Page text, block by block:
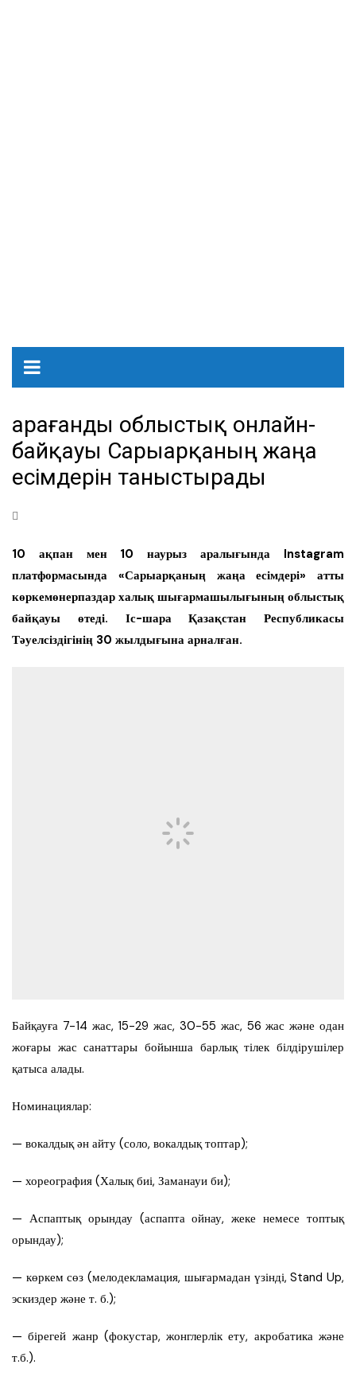
Қарағанды облыстық онлайн-
байқауы Сарыарқаның жаңа
есімдерін таныстырады
10 ақпан мен 10 наурыз аралығында Instagram
платформасында «Сарыарқаның жаңа есімдері» атты
көркемөнерпаздар халық шығармашылығының облыстық
байқауы өтеді. Іс-шара Қазақстан Республикасы
Тәуелсіздігінің 30 жылдығына арналған.
Байқауға 7-14 жас, 15-29 жас, 30-55 жас, 56 жас және одан
жоғары жас санаттары бойынша барлық тілек білдірушілер
қатыса алады.
Номинациялар:
— вокалдық ән айту (соло, вокалдық топтар);
— хореография (Халық биі, Заманауи би);
— Аспаптық орындау (аспапта ойнау, жеке немесе топтық
орындау);
— көркем сөз (мелодекламация, шығармадан үзінді, Stand Up,
эскиздер және т. б.);
— бірегей жанр (фокустар, жонглерлік ету, акробатика және
т.б.).